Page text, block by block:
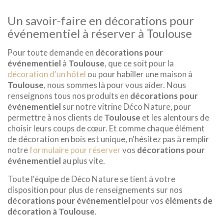
Un savoir-faire en décorations pour
événementiel à réserver à Toulouse
Pour toute demande en décorations pour
événementielà Toulouse, que ce soit pour la
décoration d'un hôtel ou pour habiller une maison à
Toulouse, nous sommes là pour vous aider. Nous
renseignons tous nos produits en décorations pour
événementielsur notre vitrine Déco Nature, pour
permettre à nos clients deToulouse et les alentours de
choisir leurs coups de cœur. Et comme chaque élément
de décoration en bois est unique, n'hésitez pas à remplir
notreformulaire pour réservervos décorations pour
événementielau plus vite.
Toute l'équipe de Déco Nature se tient à votre
disposition pour plus de renseignements sur nos
décorations pour événementielpour vos éléments de
décoration à Toulouse.